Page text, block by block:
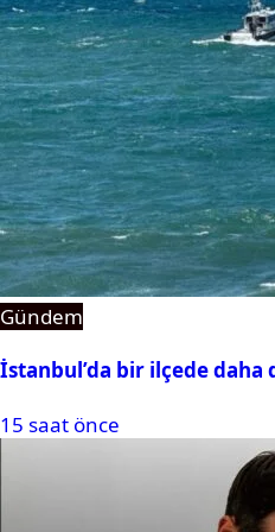
Gündem
İstanbul’da bir ilçede daha
15 saat önce